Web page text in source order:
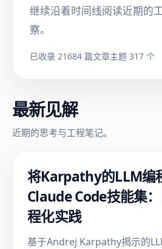
继续沿着时间线阅读近期的
察。
已收录 21684 篇文章主题 317 个
最新见解
近期的思考与工程笔记。
将Karpathy的LLM编
Claude Code技能集
程化实践
基于Andrej Karpathy揭示的